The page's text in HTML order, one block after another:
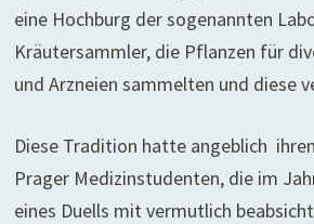
eine Hochburg der sogenannten
Kräutersammler, die Pflanzen für
und Arzneien sammelten und diese
Diese Tradition hatte angeblich
Prager Medizinstudenten, die im
eines Duells mit vermutlich